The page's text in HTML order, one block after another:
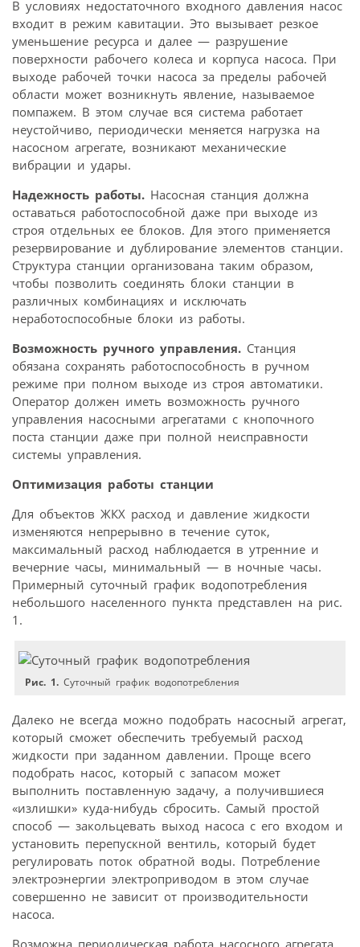
В условиях недостаточного входного давления насос
входит в режим кавитации. Это вызывает резкое
уменьшение ресурса и далее — разрушение
поверхности рабочего колеса и корпуса насоса. При
выходе рабочей точки насоса за пределы рабочей
области может возникнуть явление, называемое
помпажем. В этом случае вся система работает
неустойчиво, периодически меняется нагрузка на
насосном агрегате, возникают механические
вибрации и удары.
Надежность работы. Насосная станция должна
оставаться работоспособной даже при выходе из
строя отдельных ее блоков. Для этого применяется
резервирование и дублирование элементов станции.
Структура станции организована таким образом,
чтобы позволить соединять блоки станции в
различных комбинациях и исключать
неработоспособные блоки из работы.
Возможность ручного управления. Станция
обязана сохранять работоспособность в ручном
режиме при полном выходе из строя автоматики.
Оператор должен иметь возможность ручного
управления насосными агрегатами с кнопочного
поста станции даже при полной неисправности
системы управления.
Оптимизация работы станции
Для объектов ЖКХ расход и давление жидкости
изменяются непрерывно в течение суток,
максимальный расход наблюдается в утренние и
вечерние часы, минимальный — в ночные часы.
Примерный суточный график водопотребления
небольшого населенного пункта представлен на рис.
1.
Рис. 1. Суточный график водопотребления
Далеко не всегда можно подобрать насосный агрегат,
который сможет обеспечить требуемый расход
жидкости при заданном давлении. Проще всего
подобрать насос, который с запасом может
выполнить поставленную задачу, а получившиеся
«излишки» куда-нибудь сбросить. Самый простой
способ — закольцевать выход насоса с его входом и
установить перепускной вентиль, который будет
регулировать поток обратной воды. Потребление
электроэнергии электроприводом в этом случае
совершенно не зависит от производительности
насоса.